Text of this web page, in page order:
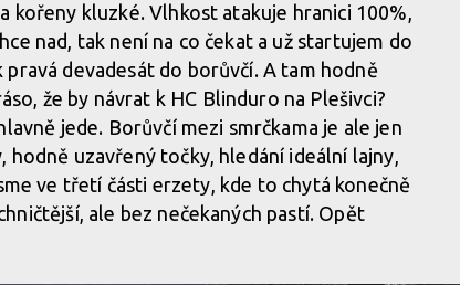
kořeny kluzké. Vlhkost atakuje hranici 100%,
nad, tak není na co čekat a už startujem do
devadesát do borůvčí. A tam hodně
že by návrat k HC Blinduro na Plešivci?
jede. Borůvčí mezi smrčkama je ale jen
uzavřený točky, hledání ideální lajny,
ve třetí části erzety, kde to chytá konečně
ale bez nečekaných pastí. Opět